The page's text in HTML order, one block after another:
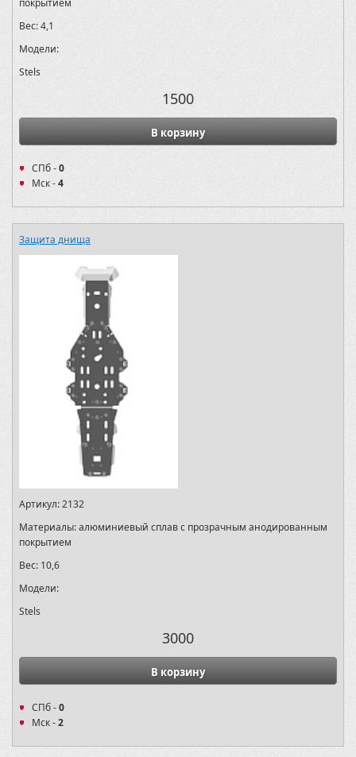
Вес:4,1
Модели:
Stels
1500
В корзину
СПб -0
Мск -4
Защита днища
Артикул:2132
Материалы:алюминиевый сплав с прозрачным анодированным
покрытием
Вес: 10,6
Модели:
Stels
3000
В корзину
СПб -0
Мск -2